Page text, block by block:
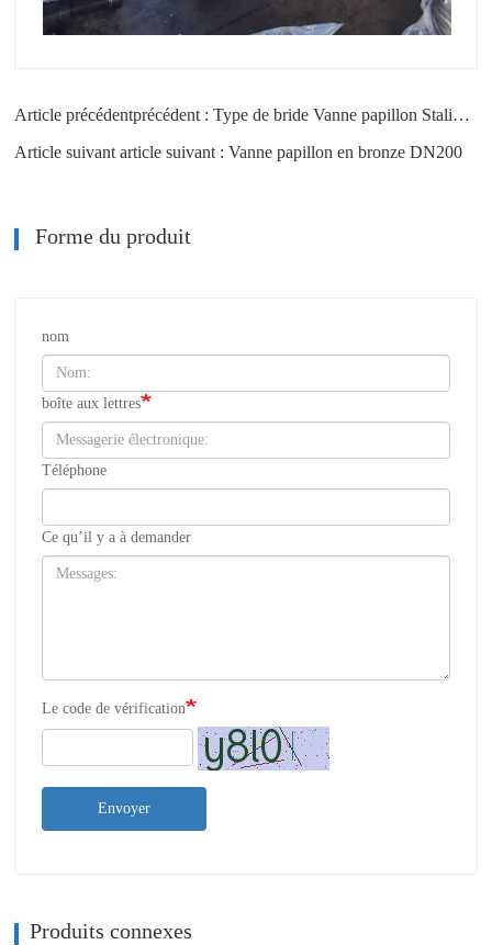
Article précédentprécédent : Type de bride Vanne papillon Staliness Opérateur d’engrenage à disque en acier
Article suivant article suivant : Vanne papillon en bronze DN200
Forme du produit
nom
boîte aux lettres
Téléphone
Ce qu’il y a à demander
Le code de vérification
Envoyer
Produits connexes